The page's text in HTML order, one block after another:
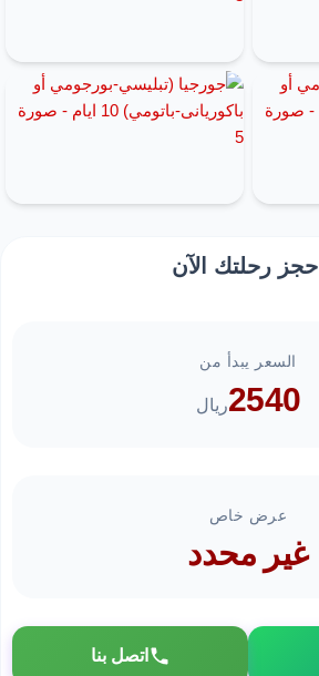
احجز رحلتك الآن
السعر يبدأ من
2540ريال
عرض خاص
غير محدد
اتصل بنا